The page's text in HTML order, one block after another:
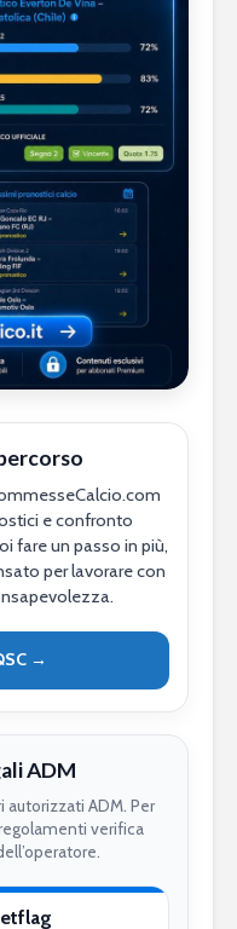
e confronto
fare un passo in più,
per lavorare con
→
ADM
ADM. Per
verifica